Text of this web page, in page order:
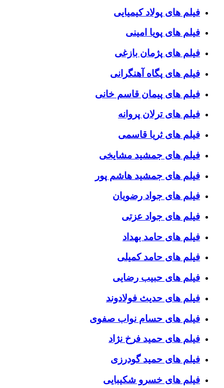
فیلم های پولاد کیمیایی
فیلم های پویا امینی
فیلم های پژمان بازغی
فیلم های پگاه آهنگرانی
فیلم های پیمان قاسم خانی
فیلم های ترلان پروانه
فیلم های ثریا قاسمی
فیلم های جمشید مشایخی
فیلم های جمشید هاشم پور
فیلم های جواد رضویان
فیلم های جواد عزتی
فیلم های حامد بهداد
فیلم های حامد کمیلی
فیلم های حبیب رضایی
فیلم های حدیث فولادوند
فیلم های حسام نواب صفوی
فیلم های حمید فرخ نژاد
فیلم های حمید گودرزی
فیلم های خسرو شکیبایی